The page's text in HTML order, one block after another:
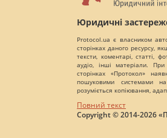
Юридичні
Protocol.ua є власником
сторінках даного ресурсу,
тексти, коментарі, статті,
аудіо, інші матеріали.
сторінках «Протокол»
пошуковими системами
розуміється копіювання,
Повний текст
Copyright © 2014-2026